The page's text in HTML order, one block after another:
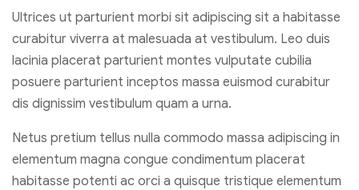
Ultrices ut parturient morbi sit adipiscing sit a habitasse
curabitur viverra at malesuada at vestibulum. Leo duis
lacinia placerat parturient montes vulputate cubilia
posuere parturient inceptos massa euismod curabitur
dis dignissim vestibulum quam a urna.
Netus pretium tellus nulla commodo massa adipiscing in
elementum magna congue condimentum placerat
habitasse potenti ac orci a quisque tristique elementum